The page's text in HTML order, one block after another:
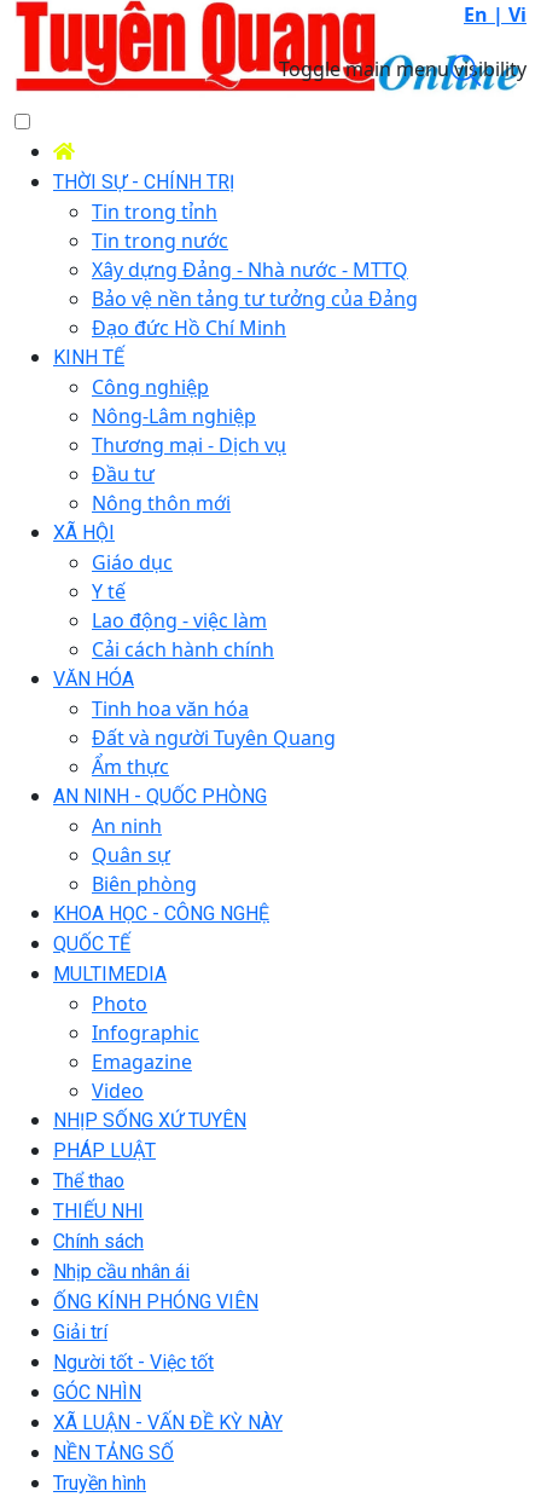
En | Vi
Toggle main menu visibility
THỜI SỰ - CHÍNH TRỊ
Tin trong tỉnh
Tin trong nước
Xây dựng Đảng - Nhà nước - MTTQ
Bảo vệ nền tảng tư tưởng của Đảng
Đạo đức Hồ Chí Minh
KINH TẾ
Công nghiệp
Nông-Lâm nghiệp
Thương mại - Dịch vụ
Đầu tư
Nông thôn mới
XÃ HỘI
Giáo dục
Y tế
Lao động - việc làm
Cải cách hành chính
VĂN HÓA
Tinh hoa văn hóa
Đất và người Tuyên Quang
Ẩm thực
AN NINH - QUỐC PHÒNG
An ninh
Quân sự
Biên phòng
KHOA HỌC - CÔNG NGHỆ
QUỐC TẾ
MULTIMEDIA
Photo
Infographic
Emagazine
Video
NHỊP SỐNG XỨ TUYÊN
PHÁP LUẬT
Thể thao
THIẾU NHI
Chính sách
Nhịp cầu nhân ái
ỐNG KÍNH PHÓNG VIÊN
Giải trí
Người tốt - Việc tốt
GÓC NHÌN
XÃ LUẬN - VẤN ĐỀ KỲ NÀY
NỀN TẢNG SỐ
Truyền hình